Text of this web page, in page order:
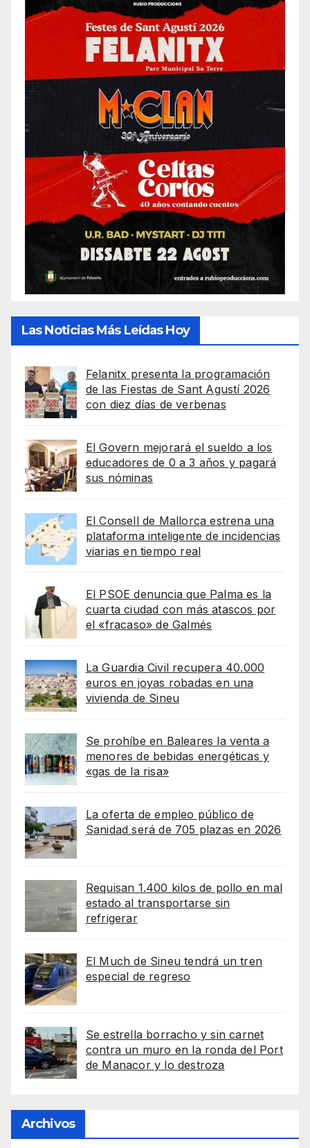
Las Noticias Más Leídas Hoy
Felanitx presenta la programación
de las Fiestas de Sant Agustí 2026
con diez días de verbenas
El Govern mejorará el sueldo a los
educadores de 0 a 3 años y pagará
sus nóminas
El Consell de Mallorca estrena una
plataforma inteligente de incidencias
viarias en tiempo real
El PSOE denuncia que Palma es la
cuarta ciudad con más atascos por
el «fracaso» de Galmés
La Guardia Civil recupera 40.000
euros en joyas robadas en una
vivienda de Sineu
Se prohíbe en Baleares la venta a
menores de bebidas energéticas y
«gas de la risa»
La oferta de empleo público de
Sanidad será de 705 plazas en 2026
Requisan 1.400 kilos de pollo en mal
estado al transportarse sin
refrigerar
El Much de Sineu tendrá un tren
especial de regreso
Se estrella borracho y sin carnet
contra un muro en la ronda del Port
de Manacor y lo destroza
Archivos